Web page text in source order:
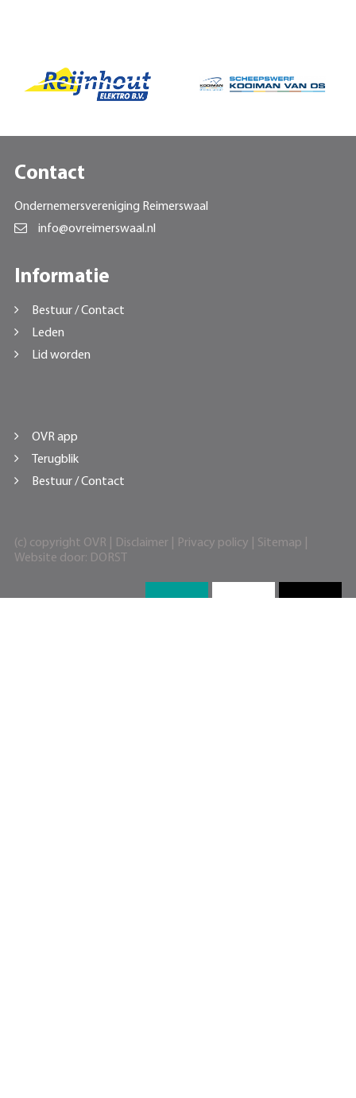
Contact
Ondernemersvereniging Reimerswaal
info@ovreimerswaal.nl
Informatie
Bestuur / Contact
Leden
Lid worden
OVR app
Terugblik
Bestuur / Contact
(c) copyright OVR | Disclaimer| Privacy policy Sitemap
Website door: DORST